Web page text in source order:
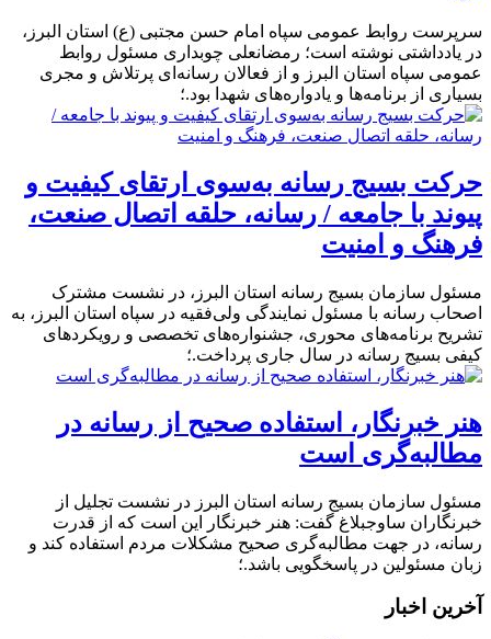
سرپرست روابط عمومی سپاه امام حسن مجتبی (ع) استان البرز،
در یادداشتی نوشته است؛ رمضانعلی چوبداری مسئول روابط
عمومی سپاه استان البرز و از فعالان رسانه‌ای پرتلاش و مجری
بسیاری از برنامه‌ها و یادواره‌های شهدا بود.؛
حرکت بسیج رسانه به‌سوی ارتقای کیفیت و
پیوند با جامعه / رسانه، حلقه اتصال صنعت،
فرهنگ و امنیت
مسئول سازمان بسیج رسانه استان البرز، در نشست مشترک
اصحاب رسانه با مسئول نمایندگی ولی‌فقیه در سپاه استان البرز، به
تشریح برنامه‌های محوری، جشنواره‌های تخصصی و رویکرد‌های
کیفی بسیج رسانه در سال جاری پرداخت.؛
هنر خبرنگار، استفاده صحیح از رسانه در
مطالبه‌گری است
مسئول سازمان بسیج رسانه استان البرز در نشست تجلیل از
خبرنگاران ساوجبلاغ گفت: هنر خبرنگار این است که از قدرت
رسانه، در جهت مطالبه‌گری صحیح مشکلات مردم استفاده کند و
زبان مسئولین در پاسخگویی باشد.؛
آخرین اخبار